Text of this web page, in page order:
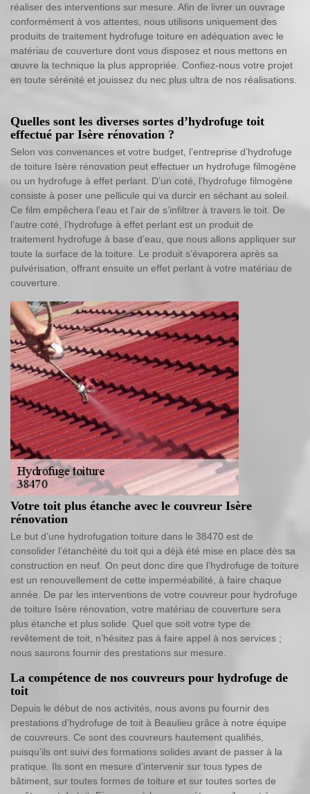
réaliser des interventions sur mesure. Afin de livrer un ouvrage
conformément à vos attentes, nous utilisons uniquement des
produits de traitement hydrofuge toiture en adéquation avec le
matériau de couverture dont vous disposez et nous mettons en
œuvre la technique la plus appropriée. Confiez-nous votre projet
en toute sérénité et jouissez du nec plus ultra de nos réalisations.
Quelles sont les diverses sortes d’hydrofuge toit
effectué par Isère rénovation ?
Selon vos convenances et votre budget, l’entreprise d’hydrofuge
de toiture Isère rénovation peut effectuer un hydrofuge filmogène
ou un hydrofuge à effet perlant. D’un coté, l’hydrofuge filmogène
consiste à poser une pellicule qui va durcir en séchant au soleil.
Ce film empêchera l’eau et l’air de s’infiltrer à travers le toit. De
l’autre coté, l’hydrofuge à effet perlant est un produit de
traitement hydrofuge à base d’eau, que nous allons appliquer sur
toute la surface de la toiture. Le produit s’évaporera après sa
pulvérisation, offrant ensuite un effet perlant à votre matériau de
couverture.
Votre toit plus étanche avec le couvreur Isère
rénovation
Le but d’une hydrofugation toiture dans le 38470 est de
consolider l’étanchéité du toit qui a déjà été mise en place dès sa
construction en neuf. On peut donc dire que l’hydrofuge de toiture
est un renouvellement de cette imperméabilité, à faire chaque
année. De par les interventions de votre couvreur pour hydrofuge
de toiture Isère rénovation, votre matériau de couverture sera
plus étanche et plus solide. Quel que soit votre type de
revêtement de toit, n’hésitez pas à faire appel à nos services ;
nous saurons fournir des prestations sur mesure.
La compétence de nos couvreurs pour hydrofuge de
toit
Depuis le début de nos activités, nous avons pu fournir des
prestations d’hydrofuge de toit à Beaulieu grâce à notre équipe
de couvreurs. Ce sont des couvreurs hautement qualifiés,
puisqu’ils ont suivi des formations solides avant de passer à la
pratique. Ils sont en mesure d’intervenir sur tous types de
bâtiment, sur toutes formes de toiture et sur toutes sortes de